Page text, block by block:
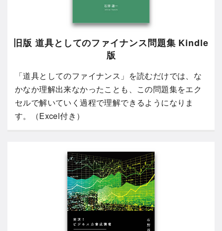
旧版 道具としてのファイナンス問題集 Kindle
版
「道具としてのファイナンス」を読むだけでは、な
かなか理解出来なかったことも、この問題集をエク
セルで解いていく過程で理解できるようになりま
す。（Excel付き）